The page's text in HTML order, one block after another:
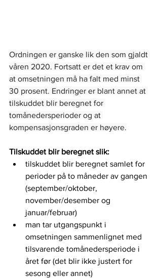
Ordningen er ganske lik den som gjaldt
våren 2020. Fortsatt er det et krav om
at omsetningen må ha falt med minst
30 prosent. Endringer er blant annet at
tilskuddet blir beregnet for
tomånedersperioder og at
kompensasjonsgraden er høyere.
Tilskuddet blir beregnet slik:
tilskuddet blir beregnet samlet for
perioder på to måneder av gangen
(september/oktober,
november/desember og
januar/februar)
man tar utgangspunkt i
omsetningen sammenlignet med
tilsvarende tomånedersperiode i
året før (det blir ikke justert for
sesong eller annet)